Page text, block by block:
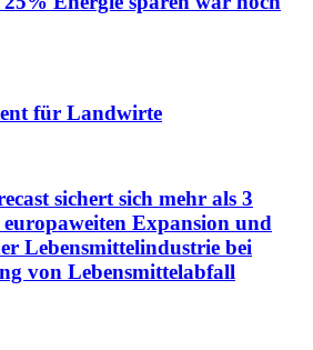
für Landwirte
sichert sich mehr als 3
Expansion und
Lebensmittelindustrie bei
von Lebensmittelabfall